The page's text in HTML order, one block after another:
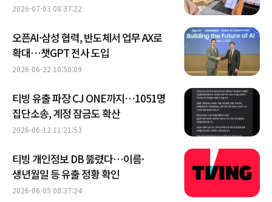
2026-07-03 08:37:22
오픈AI·삼성 협력, 반도체서 업무 AX로
확대…챗GPT 전사 도입
2026-06-22 10:50:09
티빙 유출 파장 CJ ONE까지…1051명
집단소송, 계정 잠금도 확산
2026-06-12 11:21:53
티빙 개인정보 DB 뚫렸다…이름·
생년월일 등 유출 정황 확인
2026-06-05 08:37:24